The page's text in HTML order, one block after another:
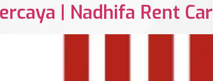
| Nadhifa Rent Car